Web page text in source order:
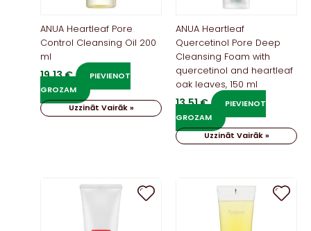
ANUA Heartleaf Pore
Control Cleansing Oil 200
ml
19,13€
PIEVIENOT
GROZAM
Uzzināt Vairāk »
ANUA Heartleaf
Quercetinol Pore Deep
Cleansing Foam with
quercetinol and heartleaf
oak leaves, 150 ml
13,51€
PIEVIENOT
GROZAM
Uzzināt Vairāk »